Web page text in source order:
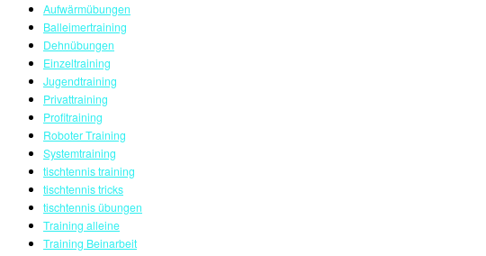
Aufwärmübungen
Balleimertraining
Dehnübungen
Einzeltraining
Jugendtraining
Privattraining
Profitraining
Roboter Training
Systemtraining
tischtennis training
tischtennis tricks
tischtennis übungen
Training alleine
Training Beinarbeit